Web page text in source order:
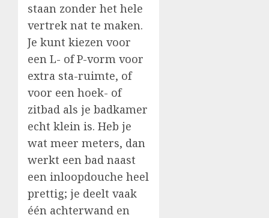
staan zonder het hele
vertrek nat te maken.
Je kunt kiezen voor
een L- of P-vorm voor
extra sta-ruimte, of
voor een hoek- of
zitbad als je badkamer
echt klein is. Heb je
wat meer meters, dan
werkt een bad naast
een inloopdouche heel
prettig; je deelt vaak
één achterwand en